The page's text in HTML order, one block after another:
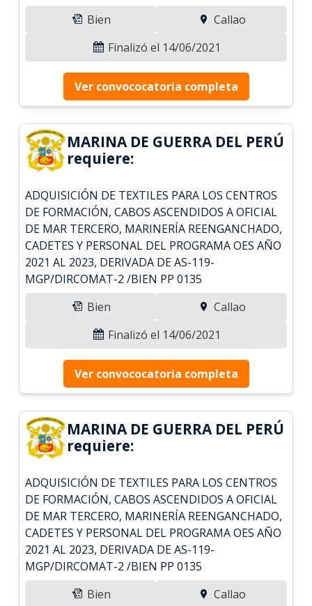
Bien
Callao
Finalizó el 14/06/2021
Ver convococatoria completa
MARINA DE GUERRA DEL PERÚ
requiere:
ADQUISICIÓN DE TEXTILES PARA LOS CENTROS
DE FORMACIÓN, CABOS ASCENDIDOS A OFICIAL
DE MAR TERCERO, MARINERÍA REENGANCHADO,
CADETES Y PERSONAL DEL PROGRAMA OES AÑO
2021 AL 2023, DERIVADA DE AS-119-
MGP/DIRCOMAT-2 /BIEN PP 0135
Bien
Callao
Finalizó el 14/06/2021
Ver convococatoria completa
MARINA DE GUERRA DEL PERÚ
requiere:
ADQUISICIÓN DE TEXTILES PARA LOS CENTROS
DE FORMACIÓN, CABOS ASCENDIDOS A OFICIAL
DE MAR TERCERO, MARINERÍA REENGANCHADO,
CADETES Y PERSONAL DEL PROGRAMA OES AÑO
2021 AL 2023, DERIVADA DE AS-119-
MGP/DIRCOMAT-2 /BIEN PP 0135
Bien
Callao